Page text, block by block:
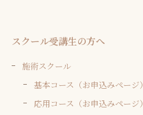
スクール受講生の方へ
施術スクール
基本コース（お申込みページ）
応用コース（お申込みページ）